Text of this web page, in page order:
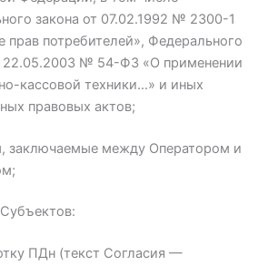
закона от 07.02.1992 № 2300-1
прав потребителей», Федерального
22.05.2003 № 54-ФЗ «О применении
кассовой техники...» и иных
правовых актов;
заключаемые между Оператором и
ПДн (текст Согласия —